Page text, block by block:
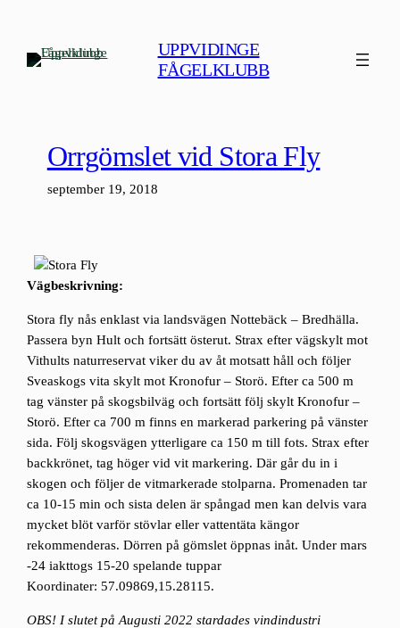
innehåll
UPPVIDINGE
FÅGELKLUBB
Orrgömslet vid Stora Fly
september 19, 2018
Vägbeskrivning:
Stora fly nås enklast via landsvägen Nottebäck – Bredhälla.
Passera byn Hult och fortsätt österut. Strax efter vägskylt mot
Vithults naturreservat viker du av åt motsatt håll och följer
Sveaskogs vita skylt mot Kronofur – Storö. Efter ca 500 m
tag vänster på skogsbilväg och fortsätt följ skylt Kronofur –
Storö. Efter ca 700 m finns en markerad parkering på vänster
sida. Följ skogsvägen ytterligare ca 150 m till fots. Strax efter
backkrönet, tag höger vid vit markering. Där går du in i
skogen och följer de vitmarkerade stolparna. Promenaden tar
ca 10-15 min och sista delen är spångad men kan delvis vara
mycket blöt varför stövlar eller vattentäta kängor
rekommenderas. Dörren på gömslet öppnas inåt. Under mars
-24 iakttogs 15-20 spelande tuppar
Koordinater: 57.09869,15.28115.
OBS! I slutet på Augusti 2022 stardades vindindustri